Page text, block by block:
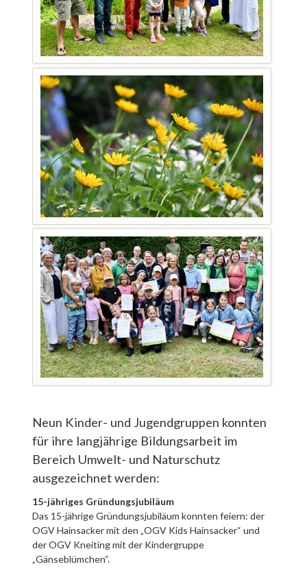
Neun Kinder- und Jugendgruppen konnten
für ihre langjährige Bildungsarbeit im
Bereich Umwelt- und Naturschutz
ausgezeichnet werden:
15-jähriges Gründungsjubiläum
Das 15-jährige Gründungsjubiläum konnten feiern: der
OGV Hainsacker mit den „OGV Kids Hainsacker“ und
der OGV Kneiting mit der Kindergruppe
„Gänseblümchen“.